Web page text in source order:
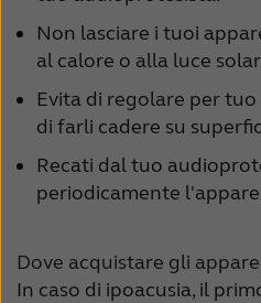
Non lasciare i tuoi
al calore o alla luce
Evita di regolare per
di farli cadere su
Recati dal tuo
periodicamente
Dove acquistare gli
In caso di ipoacusia, il